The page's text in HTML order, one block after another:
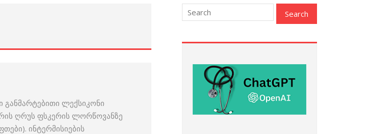
ლექსიკონი
ღრუს ფსკერის ლორწოვანზე
ინტერმისიების